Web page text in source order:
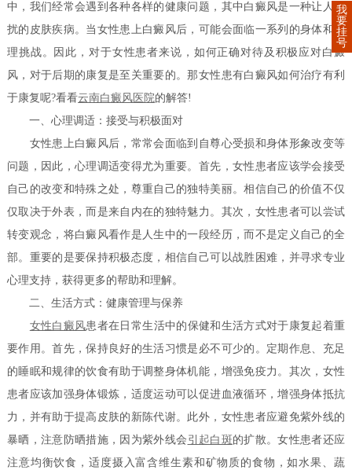
中，我们经常会遇到各种各样的健康问题，其中白癜风是一种让人困
扰的皮肤疾病。当女性患上白癜风后，可能会面临一系列的身体和心
理挑战。因此，对于女性患者来说，如何正确对待及积极应对白癜
风，对于后期的康复是至关重要的。那女性患有白癜风如何治疗有利
于康复呢?看看云南白癜风医院的解答!
一、心理调适：接受与积极面对
女性患上白癜风后，常常会面临到自尊心受损和身体形象改变等
问题，因此，心理调适变得尤为重要。首先，女性患者应该学会接受
自己的改变和特殊之处，尊重自己的独特美丽。相信自己的价值不仅
仅取决于外表，而是来自内在的独特魅力。其次，女性患者可以尝试
转变观念，将白癜风看作是人生中的一段经历，而不是定义自己的全
部。重要的是要保持积极态度，相信自己可以战胜困难，并寻求专业
心理支持，获得更多的帮助和理解。
二、生活方式：健康管理与保养
女性白癜风患者在日常生活中的保健和生活方式对于康复起着重
要作用。首先，保持良好的生活习惯是必不可少的。定期作息、充足
的睡眠和规律的饮食有助于调整身体机能，增强免疫力。其次，女性
患者应该加强身体锻炼，适度运动可以促进血液循环，增强身体抵抗
力，并有助于提高皮肤的新陈代谢。此外，女性患者应避免紫外线的
暴晒，注意防晒措施，因为紫外线会 引起白斑的扩散。女性患者还应
注意均衡饮食，适度摄入富含维生素和矿物质的食物，如水果、蔬
我
要
挂
号